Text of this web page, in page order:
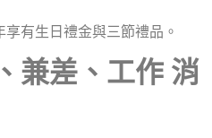
有生日禮金與三節禮品。
兼差、工作 消